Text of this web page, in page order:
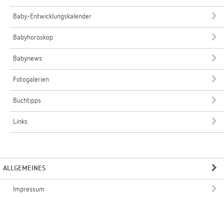
Baby-Entwicklungskalender
Babyhoroskop
Babynews
Fotogalerien
Buchtipps
Links
ALLGEMEINES
Impressum